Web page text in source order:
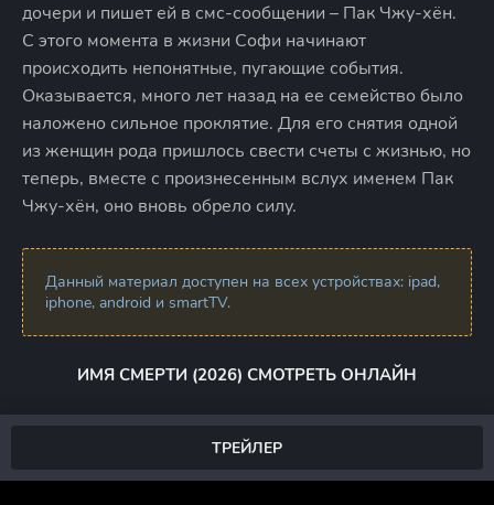
дочери и пишет ей в смс-сообщении – Пак Чжу-хён.
С этого момента в жизни Софи начинают
происходить непонятные, пугающие события.
Оказывается, много лет назад на ее семейство было
наложено сильное проклятие. Для его снятия одной
из женщин рода пришлось свести счеты с жизнью, но
теперь, вместе с произнесенным вслух именем Пак
Чжу-хён, оно вновь обрело силу.
Данный материал доступен на всех устройствах: ipad,
iphone, android и smartTV.
ИМЯ СМЕРТИ (2026) СМОТРЕТЬ ОНЛАЙН
ТРЕЙЛЕР